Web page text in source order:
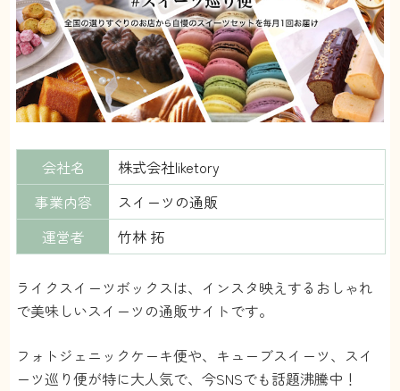
会社名
株式会社liketory
事業内容
スイーツの通販
運営者
竹林 拓
ライクスイーツボックスは、インスタ映えするおしゃれ
で美味しいスイーツの通販サイトです。
フォトジェニックケーキ便や、キューブスイーツ、スイ
ーツ巡り便が特に大人気で、今SNSでも話題沸騰中！